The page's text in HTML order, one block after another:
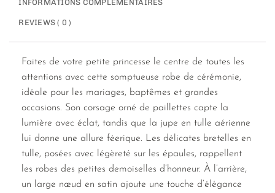
INFORMATIONS COMPLÉMENTAIRES
REVIEWS ( 0 )
Faites de votre petite princesse le centre de toutes les
attentions avec cette somptueuse robe de cérémonie,
idéale pour les mariages, baptêmes et grandes
occasions. Son corsage orné de paillettes capte la
lumière avec éclat, tandis que la jupe en tulle aérienne
lui donne une allure féerique. Les délicates bretelles en
tulle, posées avec légèreté sur les épaules, rappellent
les robes des petites demoiselles d’honneur. À l’arrière,
un large nœud en satin ajoute une touche d’élégance